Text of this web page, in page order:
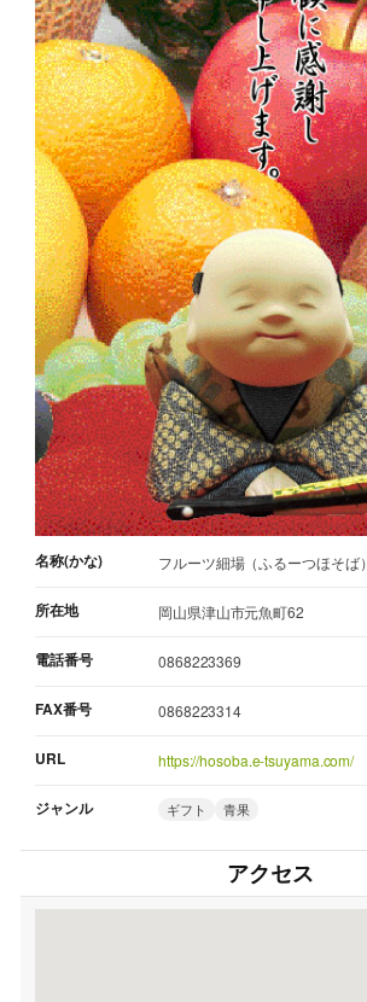
名称(かな) フルーツ細場（ふるーつほそば）
所在地 岡山県津山市元魚町62
電話番号 0868223369
FAX番号 0868223314
URL https://hosoba.e-tsuyama.com/
ジャンル ギフト 青果
アクセス